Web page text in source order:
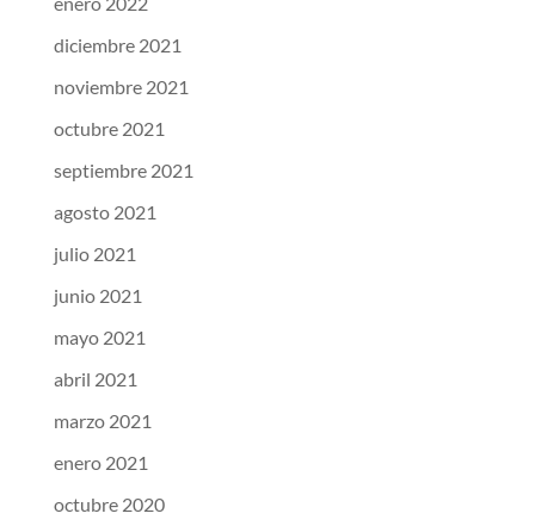
diciembre 2021
noviembre 2021
octubre 2021
septiembre 2021
agosto 2021
julio 2021
junio 2021
mayo 2021
abril 2021
marzo 2021
enero 2021
octubre 2020